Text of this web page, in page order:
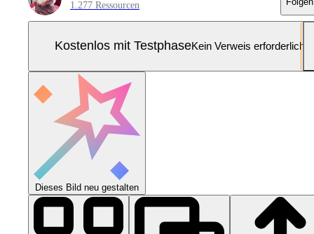
1.277 Ressourcen
Kostenlos mit TestphaseKein Verweis erforderlich
Dieses Bild neu gestalten